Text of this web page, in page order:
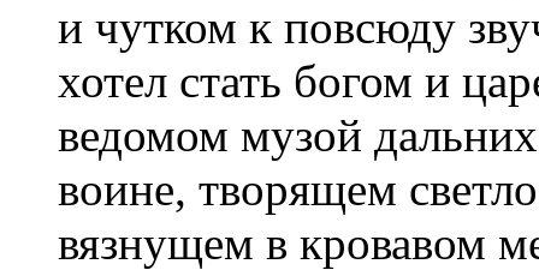
и чутком к повсюду
хотел стать богом и
ведомом музой
воине, творящем
вязнущем в кровавом